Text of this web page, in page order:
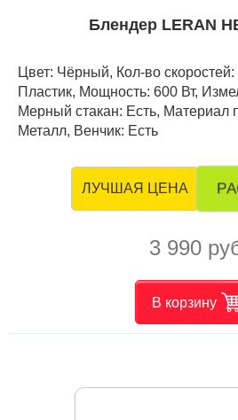
Блендер LERAN
Цвет: Чёрный, Кол-во
Пластик, Мощность: 600 Вт,
Мерный стакан: Есть, Материал
Металл, Венчик: Есть
ЛУЧШАЯ ЦЕНА
3 990
В корзину